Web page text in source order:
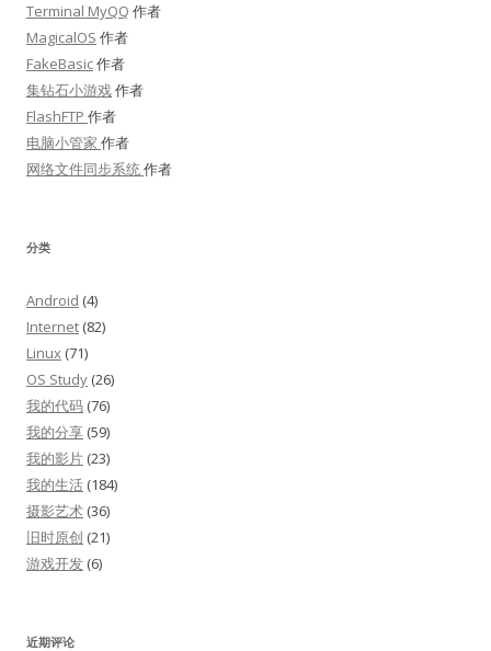
Terminal MyQQ 作者
MagicalOS 作者
FakeBasic作者
集钻石小游戏作者
FlashFTP 作者
电脑小管家 作者
网络文件同步系统作者
分类
Android (4)
Internet (82)
Linux (71)
OS Study (26)
我的代码 (76)
我的分享 (59)
我的影片 (23)
我的生活 (184)
摄影艺术 (36)
旧时原创 (21)
游戏开发 (6)
近期评论